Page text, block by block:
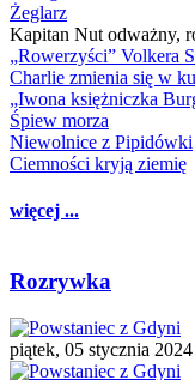
Żeglarz
Kapitan Nut odważny,
„Rowerzyści” Volkera
Charlie zmienia się w
„Iwona księżniczka
Śpiew morza
Niewolnice z Pipidówki
Ciemności kryją ziemię
więcej ...
Rozrywka
piątek, 05 stycznia